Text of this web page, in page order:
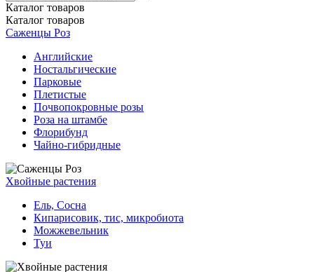
Каталог товаров
Каталог товаров
Саженцы Роз
Английские
Ностальгические
Парковые
Плетистые
Почвопокровные розы
Роза на штамбе
Флорибунд
Чайно-гибридные
Хвойные растения
Ель, Сосна
Кипарисовик, тис, микробиота
Можжевельник
Туи